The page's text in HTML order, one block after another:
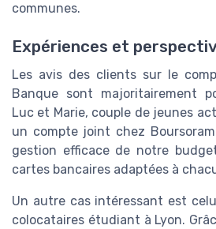
communes.
Expériences et
Les avis des clients sur le
Banque sont majoritairement
Luc et Marie, couple de jeunes
un compte joint chez
gestion efficace de notre
cartes bancaires adaptées à
Un autre cas intéressant est
colocataires étudiant à Lyon.